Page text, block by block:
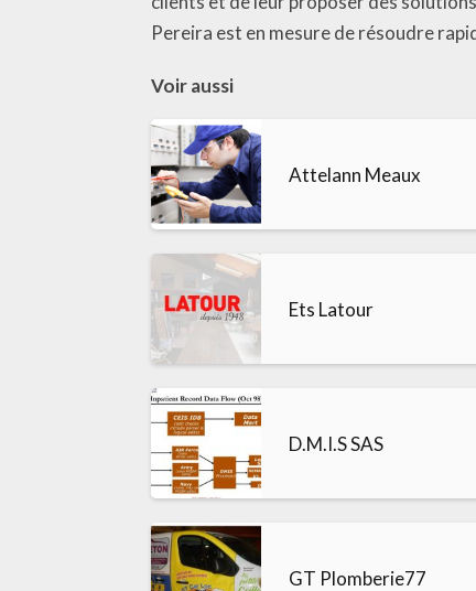
Pereira est en mesure de résoudre
Voir aussi
Attelann Meaux
Ets Latour
D.M.I.S SAS
GT Plomberie77